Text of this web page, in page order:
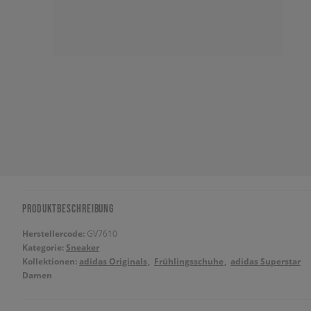
PRODUKTBESCHREIBUNG
Herstellercode: GV7610
Kategorie: Sneaker
Kollektionen: adidas Originals Frühlingsschuhe
adidas Superstar
Damen